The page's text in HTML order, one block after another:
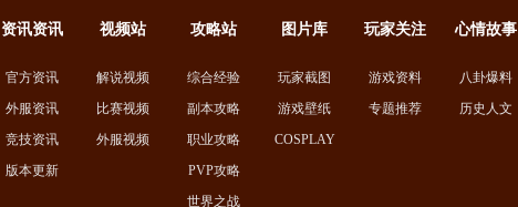
资讯资讯
官方资讯
外服资讯
竞技资讯
版本更新
视频站
解说视频
比赛视频
外服视频
攻略站
综合经验
副本攻略
职业攻略
PVP攻略
世界之战
图片库
玩家截图
游戏壁纸
COSPLAY
玩家关注
游戏资料
专题推荐
心情故事
八卦爆料
历史人文